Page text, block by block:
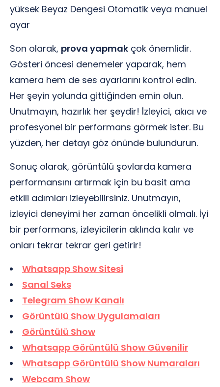
yüksek Beyaz Dengesi Otomatik veya manuel
ayar
Son olarak, prova yapmak çok önemlidir.
Gösteri öncesi denemeler yaparak, hem
kamera hem de ses ayarlarını kontrol edin.
Her şeyin yolunda gittiğinden emin olun.
Unutmayın, hazırlık her şeydir! İzleyici, akıcı ve
profesyonel bir performans görmek ister. Bu
yüzden, her detayı göz önünde bulundurun.
Sonuç olarak, görüntülü şovlarda kamera
performansını artırmak için bu basit ama
etkili adımları izleyebilirsiniz. Unutmayın,
izleyici deneyimi her zaman öncelikli olmalı. İyi
bir performans, izleyicilerin aklında kalır ve
onları tekrar tekrar geri getirir!
Whatsapp Show Sitesi
Sanal Seks
Telegram Show Kanalı
Görüntülü Show Uygulamaları
Görüntülü Show
Whatsapp Görüntülü Show Güvenilir
Whatsapp Görüntülü Show Numaraları
Webcam Show